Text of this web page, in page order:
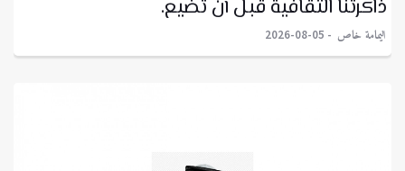
ذاكرتنا الثقافية قبل أن تضيع.
اليمامة خاص 2026-08-05